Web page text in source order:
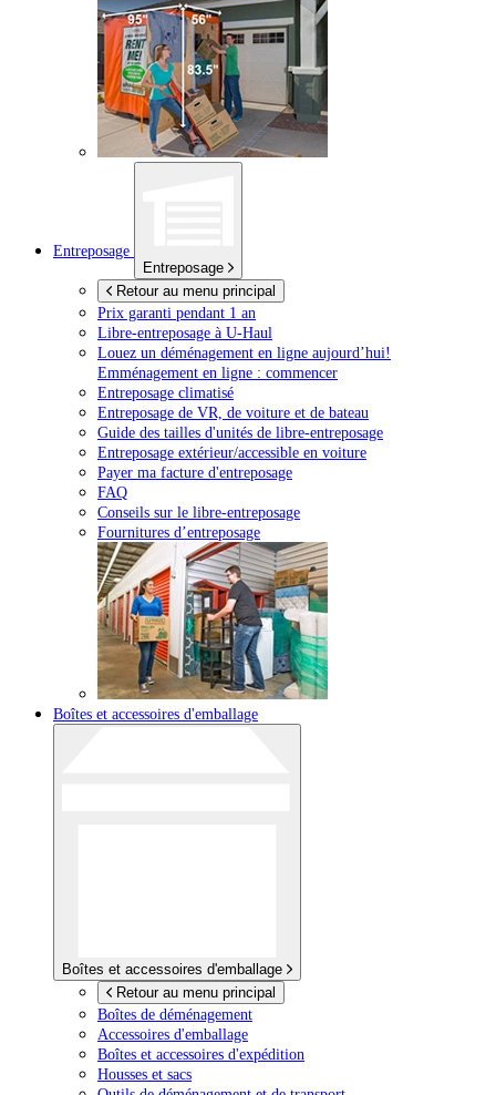
Entreposage
Entreposage
Retour au menu principal
Prix garanti pendant 1 an
Libre-entreposage à U-Haul
Louez un déménagement en ligne aujourd’hui!
Emménagement en ligne : commencer
Entreposage climatisé
Entreposage de VR, de voiture et de bateau
Guide des tailles d'unités de libre-entreposage
Entreposage extérieur/accessible en voiture
Payer ma facture d'entreposage
FAQ
Conseils sur le libre-entreposage
Fournitures d’entreposage
Boîtes et accessoires d'emballage
Boîtes et accessoires d'emballage
Retour au menu principal
Boîtes de déménagement
Accessoires d'emballage
Boîtes et accessoires d'expédition
Housses et sacs